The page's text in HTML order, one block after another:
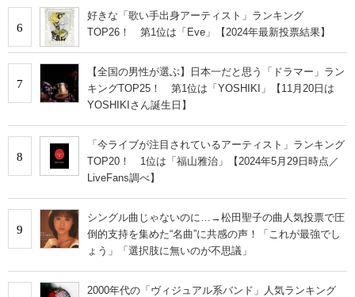
6
好きな「歌い手出身アーティスト」ランキング
TOP26！ 第1位は「Eve」【2024年最新投票結果】
7
【全国の男性が選ぶ】日本一だと思う「ドラマー」ラン
キングTOP25！ 第1位は「YOSHIKI」【11月20日は
YOSHIKIさん誕生日】
8
「今ライブが注目されているアーティスト」ランキング
TOP20！ 1位は「福山雅治」【2024年5月29日時点／
LiveFans調べ】
9
シングル曲じゃないのに…→松田聖子の曲人気投票で圧
倒的支持を集めた“名曲”に共感の声！「これが最強でし
ょう」「選択肢に無いのが不思議」
2000年代の「ヴィジュアル系バンド」人気ランキング